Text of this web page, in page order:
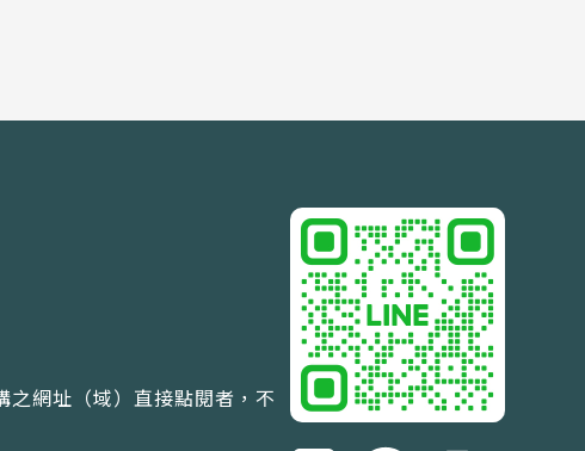
網址（域）直接點閱者，不